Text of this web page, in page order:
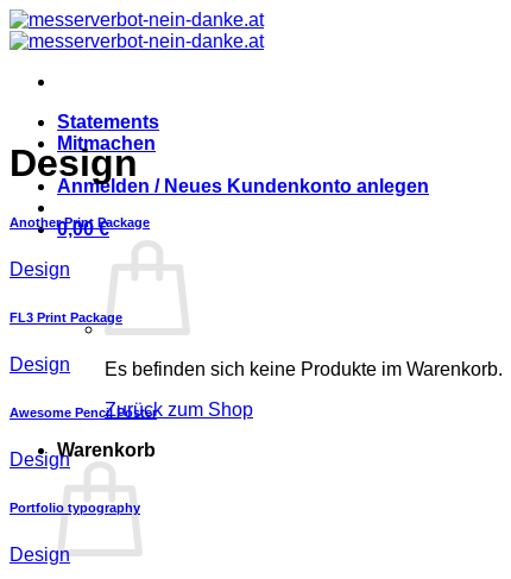
Zum
Inhalt
Statements
Mitmachen
Anmelden / Neues Kundenkonto anlegen
0,00€
Es befinden sich keine Produkte im Warenkorb.
Zurück zum Shop
Warenkorb
Design
Another Print Package
Design
FL3 Print Package
Design
Awesome Pencil Poster
Design
Portfolio typography
Design